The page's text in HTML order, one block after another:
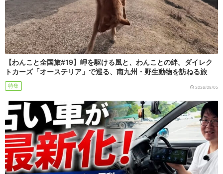
【わんこと全国旅#19】岬を駆ける風と、わんことの絆。ダイレク
トカーズ「オーステリア」で巡る、南九州・野生動物を訪ねる旅
特集 2026/08/05